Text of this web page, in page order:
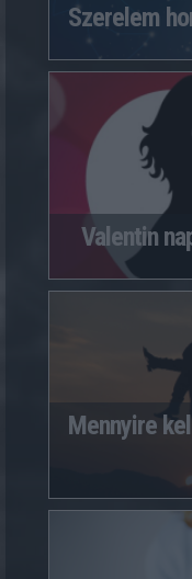
Szerelem
Valentin
Mennyire